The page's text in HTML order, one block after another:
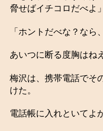
脅せばイチコロだべよ」
「ホントだべな？なら
あいつに断る度胸はね
梅沢は、携帯電話でそ
けた。
電話帳に入れといてよ